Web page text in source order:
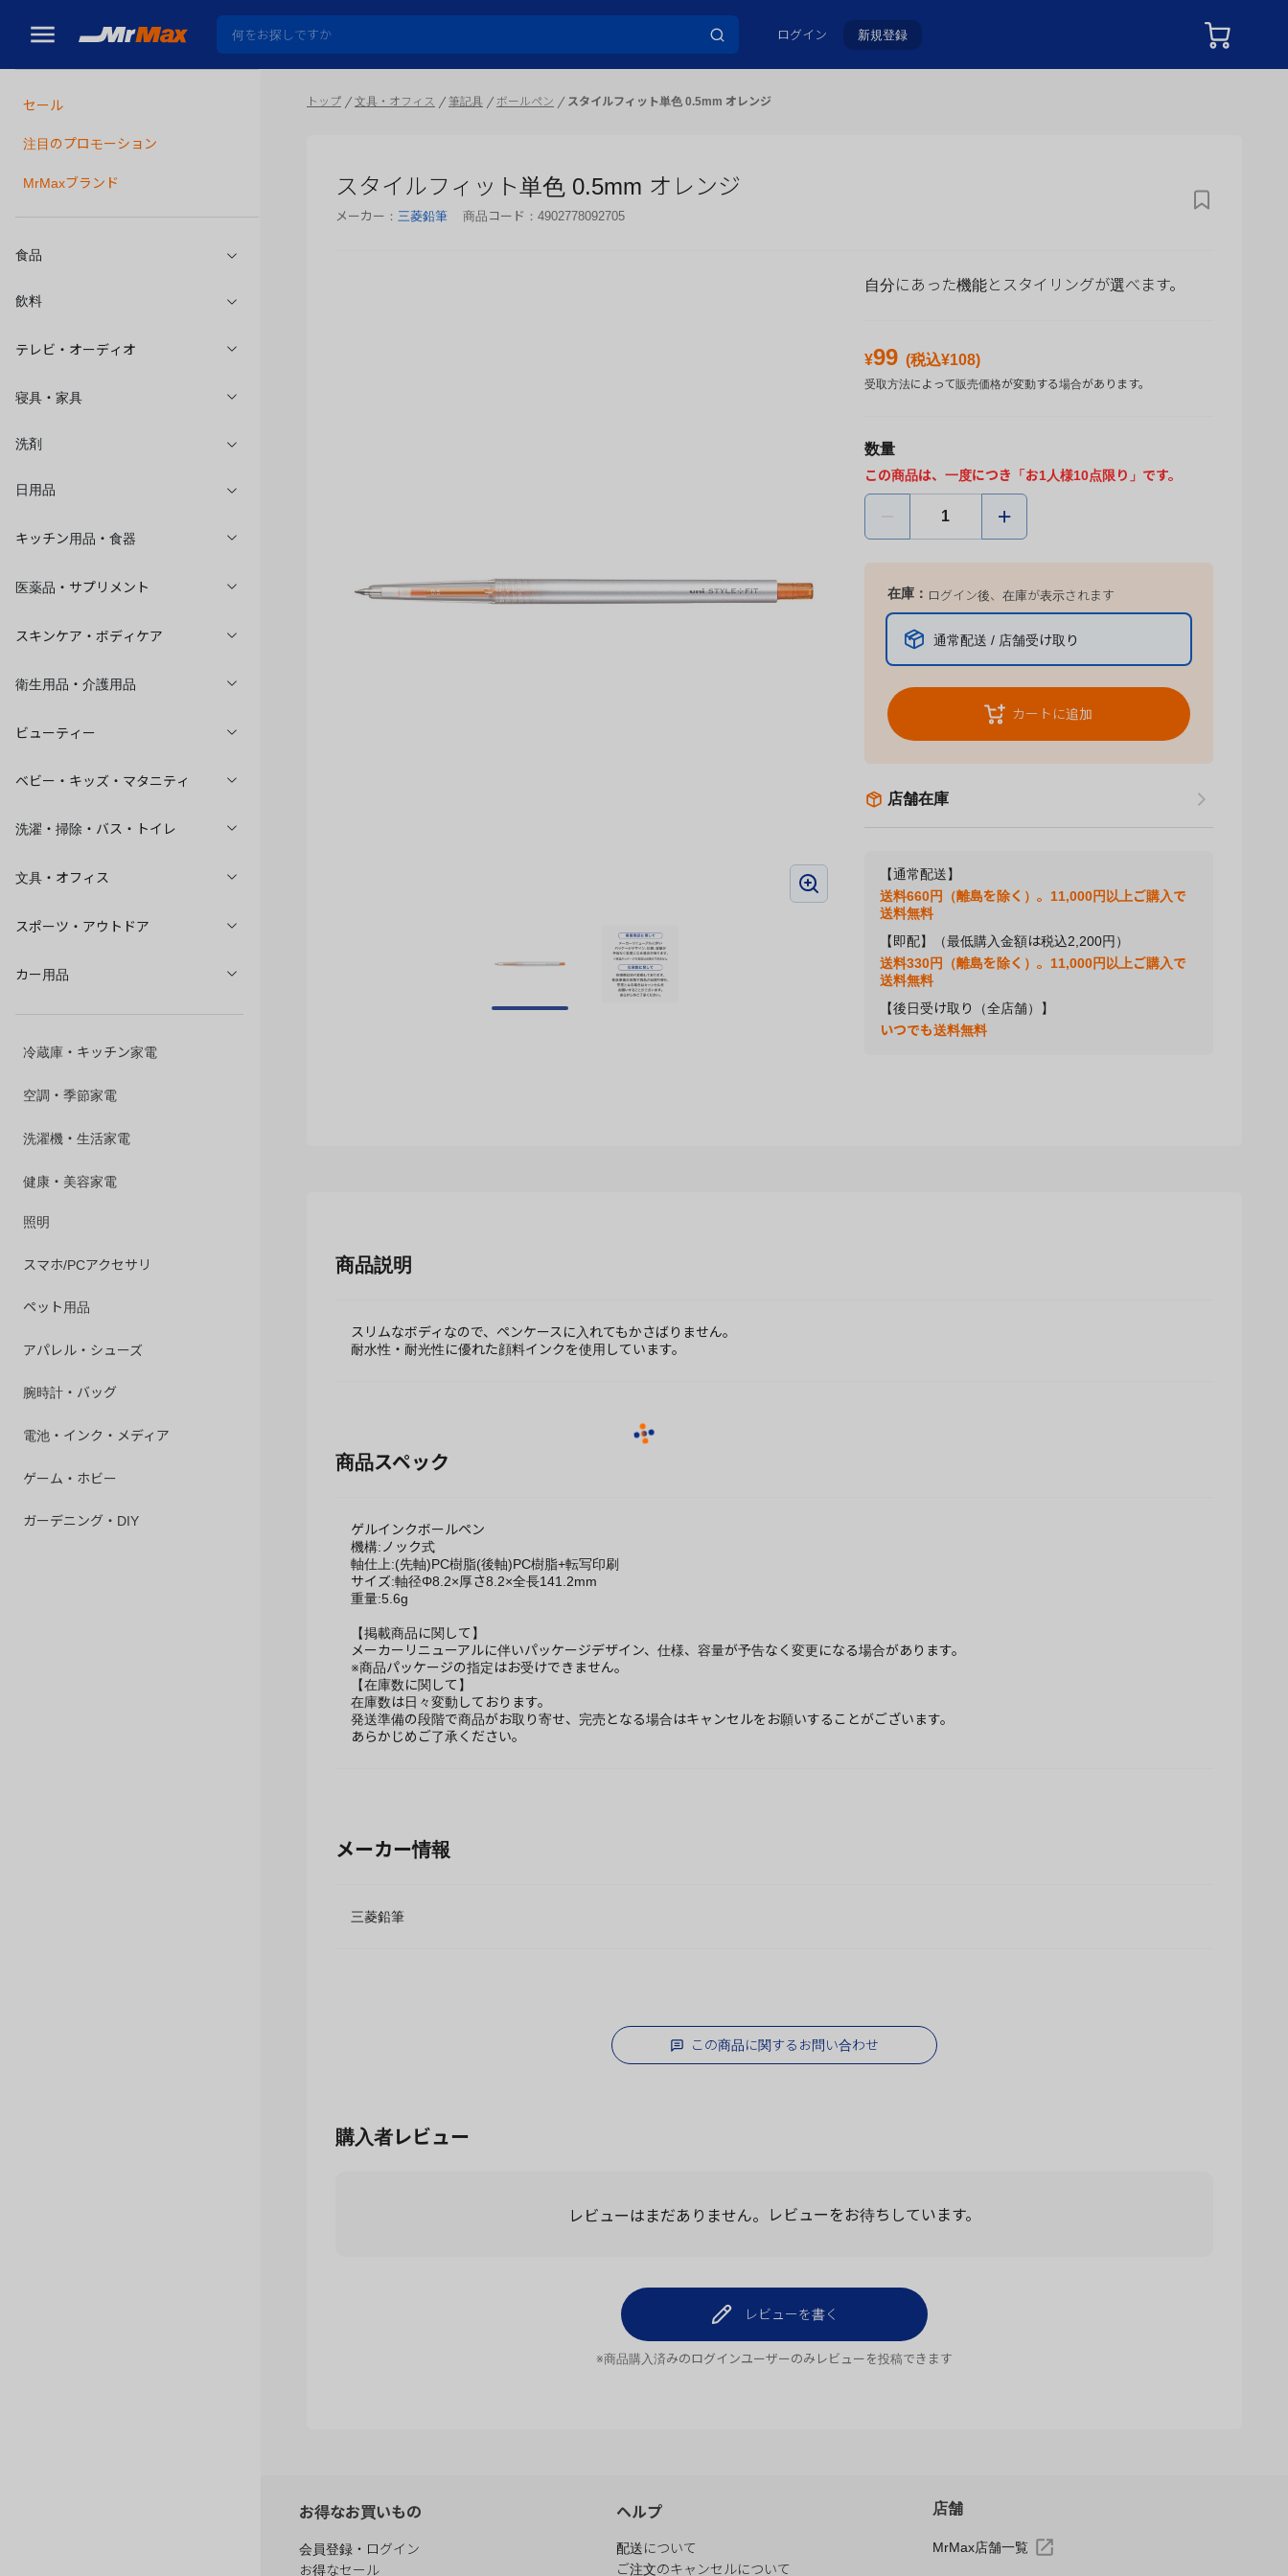
ログイン 新規登録
セール
注目のプロモーション
MrMaxブランド
食品
飲料
テレビ・オーディオ
寝具・家具
洗剤
日用品
キッチン用品・食器
医薬品・サプリメント
スキンケア・ボディケア
衛生用品・介護用品
ビューティー
ベビー・キッズ・マタニティ
洗濯・掃除・バス・トイレ
文具・オフィス
スポーツ・アウトドア
カー用品
冷蔵庫・キッチン家電
空調・季節家電
洗濯機・生活家電
健康・美容家電
照明
スマホ/PCアクセサリ
ペット用品
アパレル・シューズ
腕時計・バッグ
電池・インク・メディア
ゲーム・ホビー
ガーデニング・DIY
トップ 文具・オフィス 筆記具 ボールペン スタイルフィット単色 0.5mm オレンジ
スタイルフィット単色 0.5mm オレンジ
メーカー： 三菱鉛筆 商品コード： 4902778092705
自分にあった機能とスタイリングが選べます。
¥99 (税込¥108)
受取方法によって販売価格が変動する場合があります。
数量
この商品は、一度につき「お1人様10点限り」です。
在庫： ログイン後、在庫が表示されます
通常配送 / 店舗受け取り
カートに追加
店舗在庫
【通常配送】
送料660円（離島を除く）。11,000円以上ご購入で
送料無料
【即配】（最低購入金額は税込2,200円）
送料330円（離島を除く）。11,000円以上ご購入で
送料無料
【後日受け取り（全店舗）】
いつでも送料無料
商品説明
スリムなボディなので、ペンケースに入れてもかさばりません。
耐水性・耐光性に優れた顔料インクを使用しています。
商品スペック
ゲルインクボールペン
機構:ノック式
軸仕上:(先軸)PC樹脂(後軸)PC樹脂+転写印刷
サイズ:軸径Φ8.2×厚さ8.2×全長141.2mm
重量:5.6g
【掲載商品に関して】
メーカーリニューアルに伴いパッケージデザイン、仕様、容量が予告なく変更になる場合があります。
※商品パッケージの指定はお受けできません。
【在庫数に関して】
在庫数は日々変動しております。
発送準備の段階で商品がお取り寄せ、完売となる場合はキャンセルをお願いすることがございます。
あらかじめご了承ください。
メーカー情報
三菱鉛筆
この商品に関するお問い合わせ
購入者レビュー
レビューはまだありません。 レビューをお待ちしています。
レビューを書く
※商品購入済みのログインユーザーのみ レビューを投稿できます
お得なお買いもの
会員登録・ログイン
お得なセール
ヘルプ
配送について
ご注文のキャンセルについて
店舗
MrMax店舗一覧